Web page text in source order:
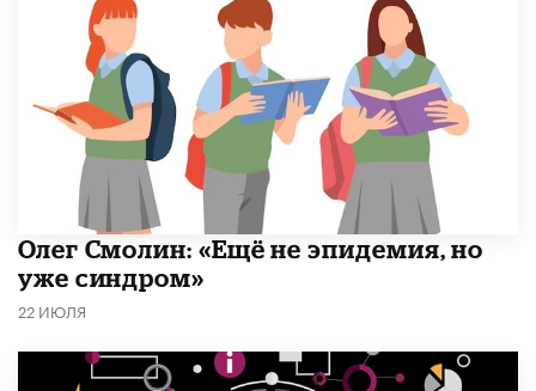
​Олег Смолин: «Ещё не эпидемия, но
уже синдром»
22 ИЮЛЯ